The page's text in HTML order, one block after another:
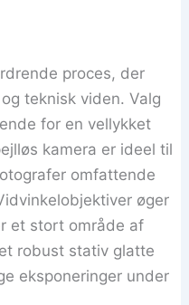
proces, der
teknisk viden. Valg
for en vellykket
kamera er ideel til
omfattende
øger
et stort område af
robust stativ glatte
eksponeringer under